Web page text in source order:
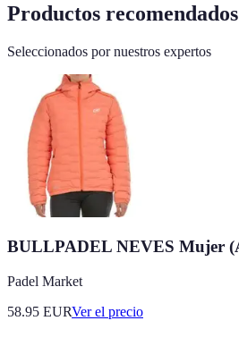
Productos recomendados
Seleccionados por nuestros expertos
BULLPADEL NEVES Mujer
Padel Market
58.95 EURVer el precio